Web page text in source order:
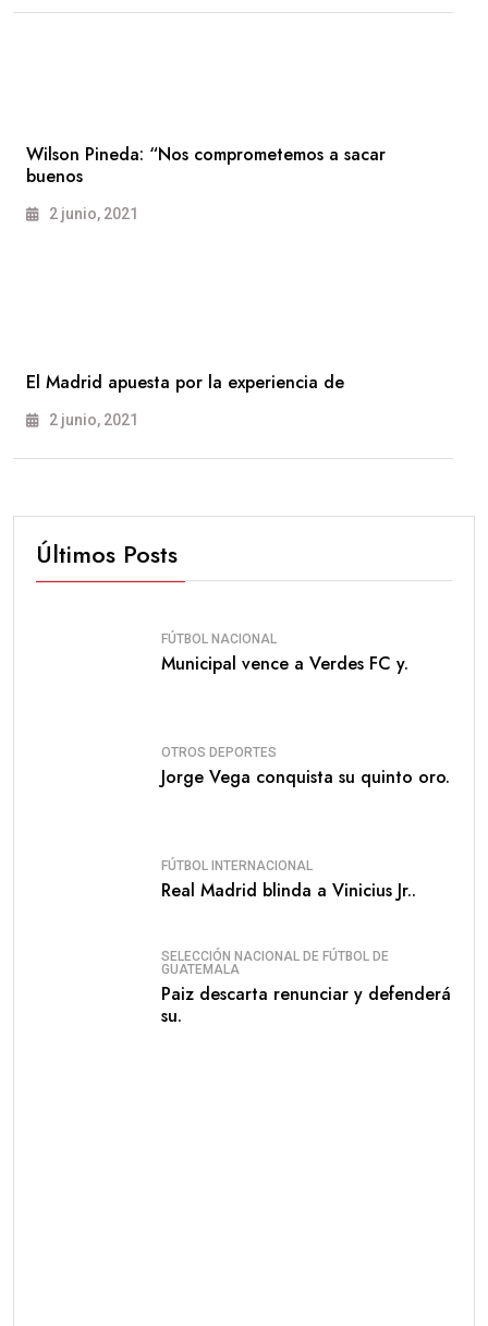
Wilson Pineda: “Nos comprometemos a sacar
buenos
2 junio, 2021
El Madrid apuesta por la experiencia de
2 junio, 2021
Últimos Posts
FÚTBOL NACIONAL
Municipal vence a Verdes FC y.
OTROS DEPORTES
Jorge Vega conquista su quinto oro.
FÚTBOL INTERNACIONAL
Real Madrid blinda a Vinicius Jr..
SELECCIÓN NACIONAL DE FÚTBOL DE
GUATEMALA
Paiz descarta renunciar y defenderá
su.